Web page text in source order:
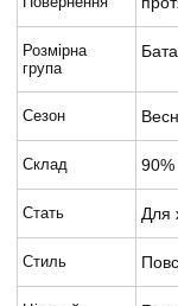
Розмірна
група
Сезон
Склад 90%
Стать Для
Стиль